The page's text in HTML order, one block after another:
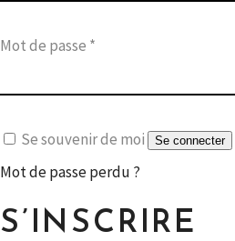
Mot de passe *
Se souvenir de moi Se connecter
Mot de passe perdu ?
S’INSCRIRE